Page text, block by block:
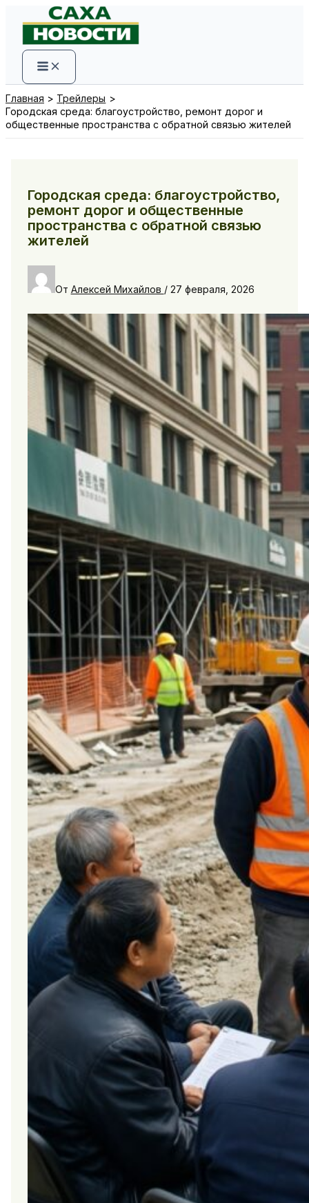
содержимому
Главная
Трейлеры
Городская среда: благоустройство, ремонт дорог и
общественные пространства с обратной связью жителей
Городская среда: благоустройство,
ремонт дорог и общественные
пространства с обратной связью
жителей
От Алексей Михайлов / 27 февраля, 2026